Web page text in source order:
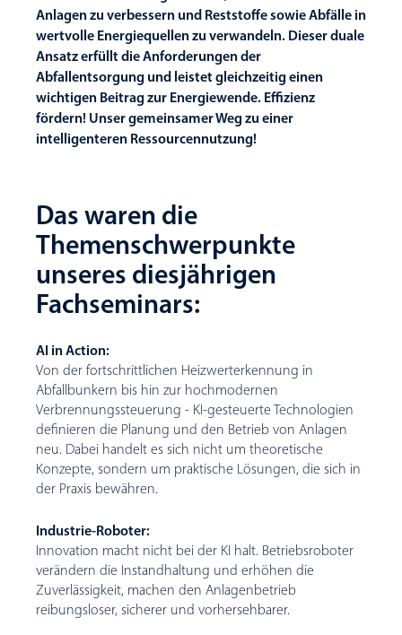
Anlagen zu verbessern und Reststoffe sowie Abfälle in
wertvolle Energiequellen zu verwandeln. Dieser duale
Ansatz erfüllt die Anforderungen der
Abfallentsorgung und leistet gleichzeitig einen
wichtigen Beitrag zur Energiewende. Effizienz
fördern! Unser gemeinsamer Weg zu einer
intelligenteren Ressourcennutzung!
Das waren die
Themenschwerpunkte
unseres diesjährigen
Fachseminars:
AI in Action:
Von der fortschrittlichen Heizwerterkennung in
Abfallbunkern bis hin zur hochmodernen
Verbrennungssteuerung - KI-gesteuerte Technologien
definieren die Planung und den Betrieb von Anlagen
neu. Dabei handelt es sich nicht um theoretische
Konzepte, sondern um praktische Lösungen, die sich in
der Praxis bewähren.
Industrie-Roboter:
Innovation macht nicht bei der KI halt. Betriebsroboter
verändern die Instandhaltung und erhöhen die
Zuverlässigkeit, machen den Anlagenbetrieb
reibungsloser, sicherer und vorhersehbarer.